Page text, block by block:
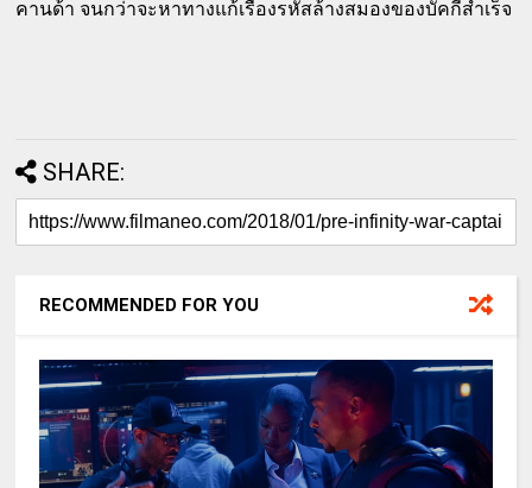
คานด้า จนกว่าจะหาทางแก้เรื่องรหัสล้างสมองของบัคกี้สำเร็จ
SHARE:
RECOMMENDED FOR YOU